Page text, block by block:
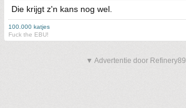
Die krijgt z'n kans nog wel.
100.000 katjes
Fuck the EBU!
▼ Advertentie door Refinery89